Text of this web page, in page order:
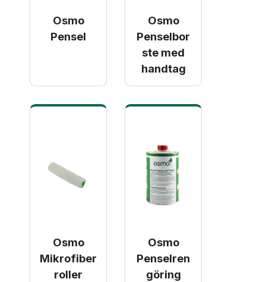
Osmo
Pensel
Osmo
Penselbor
ste med
handtag
Osmo
Mikrofiber
roller
Osmo
Penselren
göring